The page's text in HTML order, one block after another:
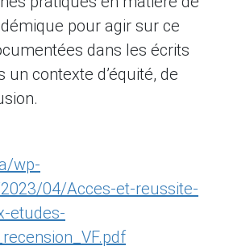
pour agir sur ce
dans les écrits
contexte d’équité, de
wp-
04/Acces-et-reussite-
etudes-